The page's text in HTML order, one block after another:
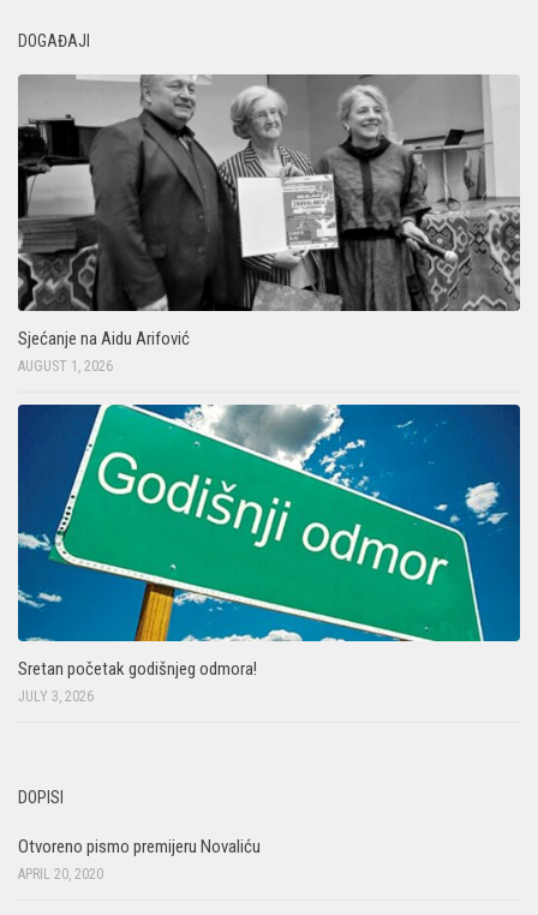
DOGAĐAJI
Sjećanje na Aidu Arifović
AUGUST 1, 2026
Sretan početak godišnjeg odmora!
JULY 3, 2026
DOPISI
Otvoreno pismo premijeru Novaliću
APRIL 20, 2020